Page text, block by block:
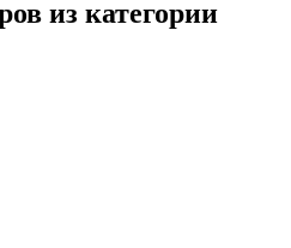
из категории